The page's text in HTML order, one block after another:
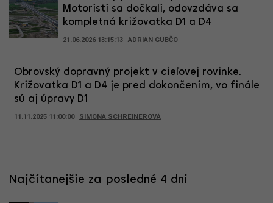
Motoristi sa dočkali, odovzdáva sa
kompletná križovatka D1 a D4
21.06.2026 13:15:13 ADRIAN GUBČO
Obrovský dopravný projekt v cieľovej rovinke.
Križovatka D1 a D4 je pred dokončením, vo finále
sú aj úpravy D1
11.11.2025 11:00:00 SIMONA SCHREINEROVÁ
Najčítanejšie za posledné 4 dni